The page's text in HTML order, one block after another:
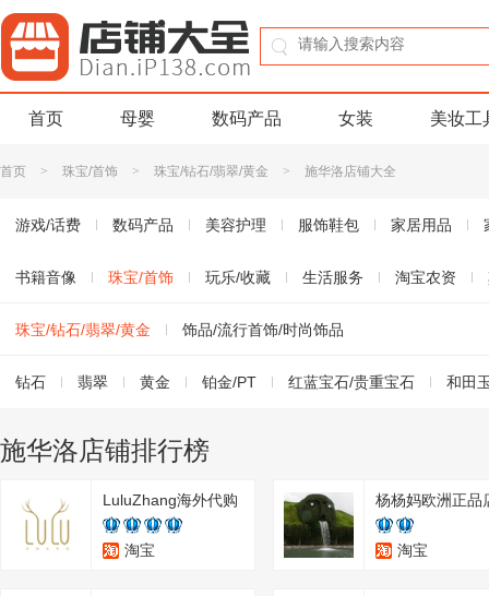
首页 母婴 数码产品 女装 美妆工
首页 > 珠宝/首饰 > 珠宝/钻石/翡翠/黄金 > 施华洛店铺大全
游戏/话费 数码产品 美容护理 服饰鞋包 家居用品
书籍音像 珠宝/首饰 玩乐/收藏 生活服务 淘宝农资
珠宝/钻石/翡翠/黄金 饰品/流行首饰/时尚饰品
钻石 翡翠 黄金 铂金/PT 红蓝宝石/贵重宝石 和田
施华洛店铺排行榜
LuluZhang海外代购
淘宝
杨杨妈欧洲正品
淘宝